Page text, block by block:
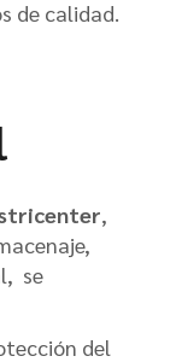
de calidad.
,
se
del